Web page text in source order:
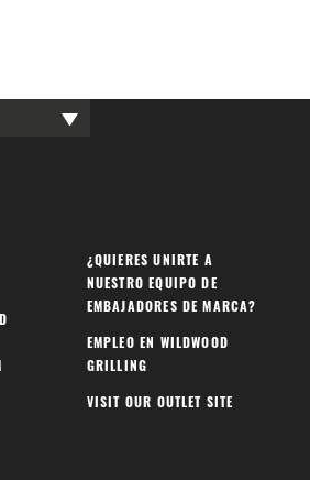
¿QUIERES UNIRTE A
NUESTRO EQUIPO DE
EMBAJADORES DE MARCA?
EMPLEO EN WILDWOOD
GRILLING
VISIT OUR OUTLET SITE